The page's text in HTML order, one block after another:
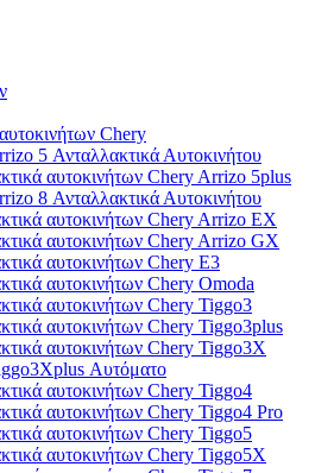
Chery
5 Ανταλλακτικά Αυτοκινήτου
αυτοκινήτων Chery Arrizo 5plus
8 Ανταλλακτικά Αυτοκινήτου
αυτοκινήτων Chery Arrizo EX
αυτοκινήτων Chery Arrizo GX
αυτοκινήτων Chery E3
αυτοκινήτων Chery Omoda
αυτοκινήτων Chery Tiggo3
αυτοκινήτων Chery Tiggo3plus
αυτοκινήτων Chery Tiggo3X
Αυτόματο
αυτοκινήτων Chery Tiggo4
αυτοκινήτων Chery Tiggo4 Pro
αυτοκινήτων Chery Tiggo5
αυτοκινήτων Chery Tiggo5X